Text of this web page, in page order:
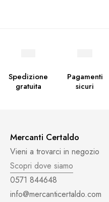
Spedizione
gratuita
Pagamenti
sicuri
Mercanti Certaldo
Vieni a trovarci in negozio
Scopri dove siamo
0571 844648
info@mercanticertaldo.com